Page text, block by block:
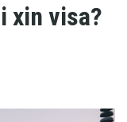
xin visa?